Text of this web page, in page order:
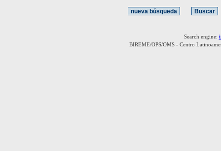
Search engine:
BIREME/OPS/OMS - Centro